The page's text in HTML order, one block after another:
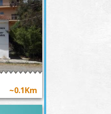
~0.1Km